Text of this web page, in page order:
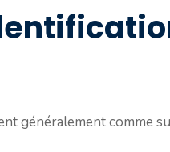
généralement comme